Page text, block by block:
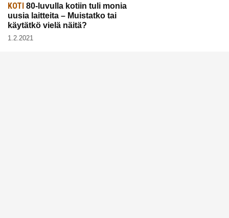
KOTI 80-luvulla kotiin tuli monia
uusia laitteita – Muistatko tai
käytätkö vielä näitä?
1.2.2021